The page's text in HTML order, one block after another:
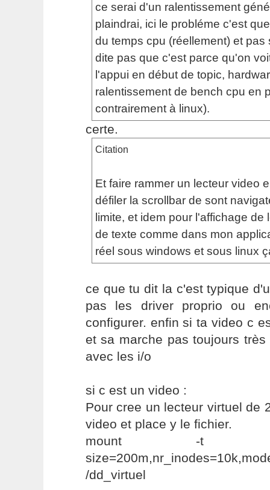
ce serai d'un ralentissement
plaindrai, ici le probléme c'est
du temps cpu (réellement) et pas
dite pas que c'est parce qu'on
l'appui en début de topic,
ralentissement de bench cpu en
contrairement à linux).
certe.
Citation
Et faire rammer un lecteur video
défiler la scrollbar de sont
limite, et idem pour l'affichage de
de texte comme dans mon
réel sous windows et sous linux
ce que tu dit la c'est typique
pas les driver proprio ou
configurer. enfin si ta video c
et sa marche pas toujours
avec les i/o
si c est un video :
Pour cree un lecteur virtuel de
video et place y le fichier.
mount -t
/dd_virtuel